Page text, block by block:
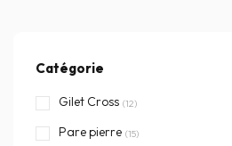
Catégorie
Gilet Cross (12)
Pare pierre (15)